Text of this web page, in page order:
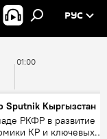
РУС
01:00
Sputnik Кыргызстан
РКФР в развитие
КР и ключевых